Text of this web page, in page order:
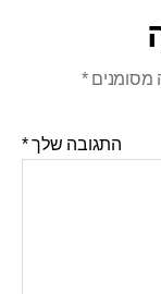
מסומנים*
התגובה שלך*